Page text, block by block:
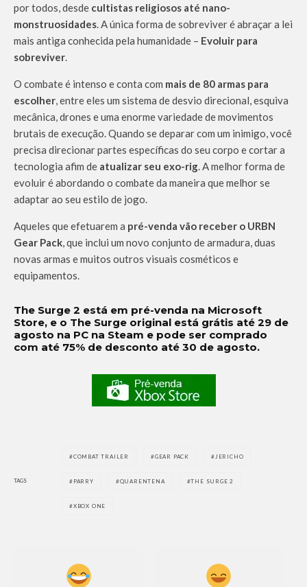
por todos, desde cultistas religiosos até nano-
monstruosidades. A única forma de sobreviver é abraçar a lei
mais antiga conhecida pela humanidade – Evoluir para
sobreviver.
O combate é intenso e conta com mais de 80 armas para
escolher, entre eles um sistema de desvio direcional, esquiva
mecânica, drones e uma enorme variedade de movimentos
brutais de execução. Quando se deparar com um inimigo, você
precisa direcionar partes específicas do seu corpo e cortar a
tecnologia afim de atualizar seu exo-rig. A melhor forma de
evoluir é abordando o combate da maneira que melhor se
adaptar ao seu estilo de jogo.
Aqueles que efetuarem a pré-venda vão receber o URBN
Gear Pack, que inclui um novo conjunto de armadura, duas
novas armas e muitos outros visuais cosméticos e
equipamentos.
The Surge 2 está em pré-venda na Microsoft
Store, e o The Surge original está grátis até 29 de
agosto na PC na Steam e pode ser comprado
com até 75% de desconto até 30 de agosto.
TAGS
COMBAT TRAILER GEAR PACK JERICHO
PARRY QUARENTENA THE SURGE 2
XBOX ONE